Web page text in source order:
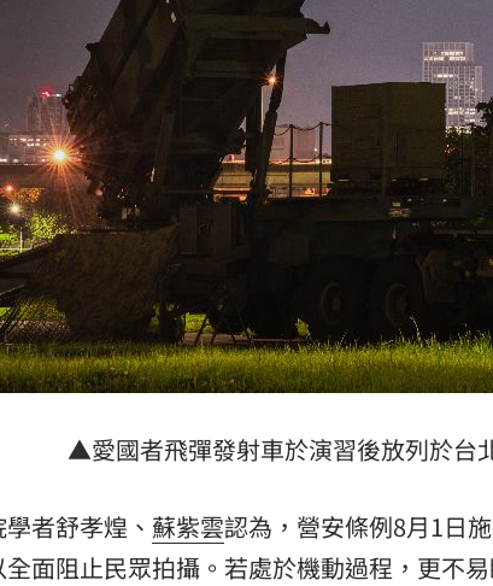
特權 哽咽談父拜登癌症轉移到骨頭
開獎直播中
+24小時直播
新聞台線上直播 18:00
節推新刮刮樂千萬頭獎超「爸」氣
來臨 台中「頂奢大道」逐漸成形
的多重宇宙」職涯論壇9/12登場！ 10:30
▲愛國者飛彈發射車於演習後放列於台
學者舒孝煌、 蘇紫雲認為，營安條例8月1日
全面阻止民眾拍攝。若處於機動過程，更不